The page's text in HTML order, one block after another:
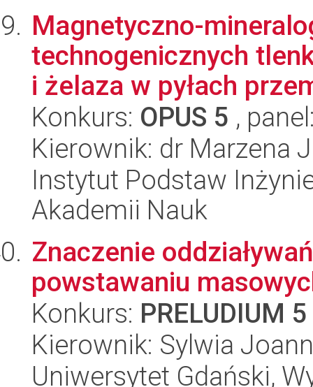
Magnetyczno-
technogenicznych
i żelaza w pyłach
Konkurs: OPUS 5 ,
Kierownik: dr Marzena
Instytut Podstaw
Akademii Nauk
Znaczenie
powstawaniu
Konkurs: PRELUDIUM 5
Kierownik: Sylwia
Uniwersytet Gdański,